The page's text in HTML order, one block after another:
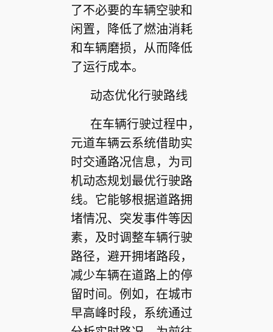
了不必要的车辆空驶和
闲置，降低了燃油消耗
和车辆磨损，从而降低
了运行成本。
动态优化行驶路线
在车辆行驶过程中，
元道车辆云系统借助实
时交通路况信息，为司
机动态规划最优行驶路
线。它能够根据道路拥
堵情况、突发事件等因
素，及时调整车辆行驶
路径，避开拥堵路段，
减少车辆在道路上的停
留时间。例如，在城市
早高峰时段，系统通过